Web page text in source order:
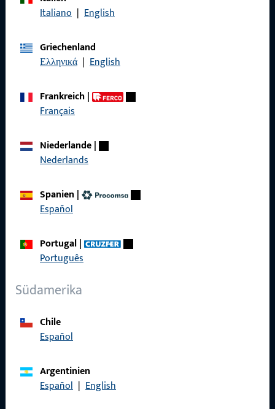
Italiano | English
Griechenland
Ελληνικά | English
Frankreich|
Français
Niederlande|
Nederlands
Spanien |
Español
Portugal|
Português
Südamerika
Chile
Español
Argentinien
Español | English
Allgemeines
Impressum
Produkte